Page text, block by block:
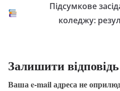
Підсумкове
коледжу:
Залишити відповідь
Ваша e-mail адреса не